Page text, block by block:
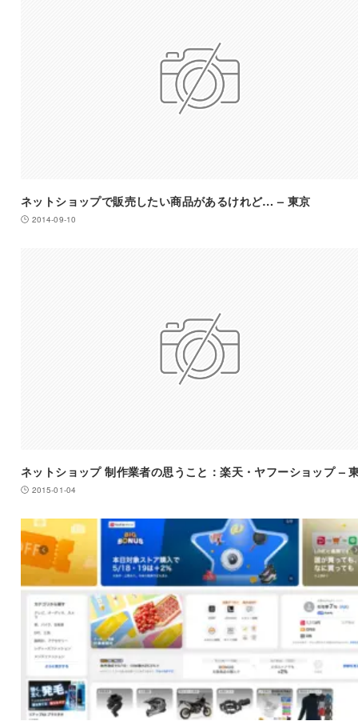
ネットショップで販売したい商品があるけれど… – 東京
2014-09-10
ネットショップ 制作業者の思うこと：楽天・ヤフーショップ –
2015-01-04